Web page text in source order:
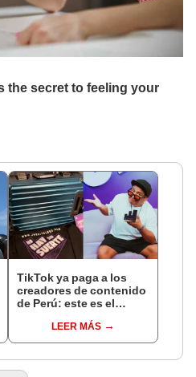
TikTok ya paga a los
creadores de contenido
de Perú: este es el
llegar a cobrar por 1.000
vistas
LEER MÁS